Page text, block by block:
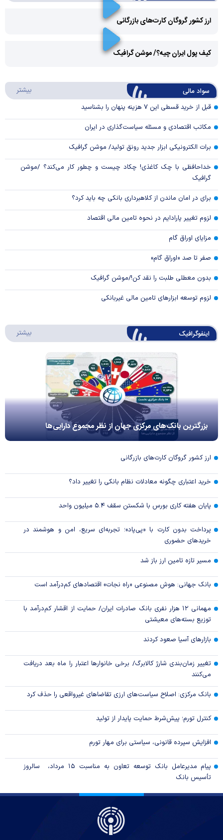
ارز کشور گروگان کارت‌های بازرگانی
Video
کیف پول ایران چیه؟/ موشن گرافیک
سواد مالی بیشتر
قبل از خرید قسطی این ۷ هزینه پنهان را بشناسید
مکاتب اقتصادی و مسئله سیاست‌گذاری در ایران
برات الکترونیکی ابزار جدید رونق تولید/ موشن گرافیک
خداحافظی با چک کاغذی! چکاد چیست و چطور کار می‌کند؟ /موشن
گرافیک
برای در امان ماندن از کلاهبرداری بانکی چه باید کرد؟
لزوم تغییر پارادایم در نحوه تامین مالی اقتصاد
مزایای اوراق گام
صفر تا صد «اوراق گام»
بدون معطلی طلبت را نقد کن!/موشن گرافیک
لزوم توسعه ابزارهای تامین مالی غیربانکی
اینفوگرافیک بیشتر
بزرگترین بانک‌های مرکزی جهان از نظر مجموع دارایی‌ها
ارز کشور گروگان کارت‌های بازرگانی
خرید اعتباری چگونه معادلات نظام بانکی را تغییر داد؟
پایان هفته کاری بورس با شکستن سقف ۵.۴ میلیون واحد
پرداخت بدون کارت با «پی‌پاد»؛ تجربه‌ای سریع، امن و هوشمند در
خریدهای حضوری
مسیر تازه تامین ارز باز شد
بانک جهانی: هوش مصنوعی «راه نجات» اقتصادهای کم‌درآمد است
مهمانی ۱۲ هزار نفری بانک صادرات ایران/ حمایت از اقشار کم‌درآمد با
توزیع بسته‌های معیشتی
بازارهای آسیا صعود کردند
تغییر زمان‌بندی شارژ کالابرگ/ برخی خانوار‌ها اعتبار را ماه بعد دریافت
می‌کنند
بانک مرکزی: اصلاح سیاست‌های ارزی تقاضاهای غیرواقعی را حذف کرد
کنترل تورم؛ پیش‌شرط حمایت پایدار از تولید
افزایش سپرده قانونی، سیاستی برای مهار تورم
پیام مدیرعامل بانک توسعه تعاون به مناسبت ۱۵ مرداد، سالروز
تأسیس بانک